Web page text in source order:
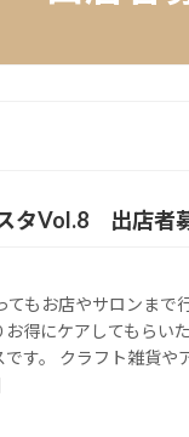
タVol.8 出店者
もお店やサロンまで
得にケアしてもらい
す。 クラフト雑貨や